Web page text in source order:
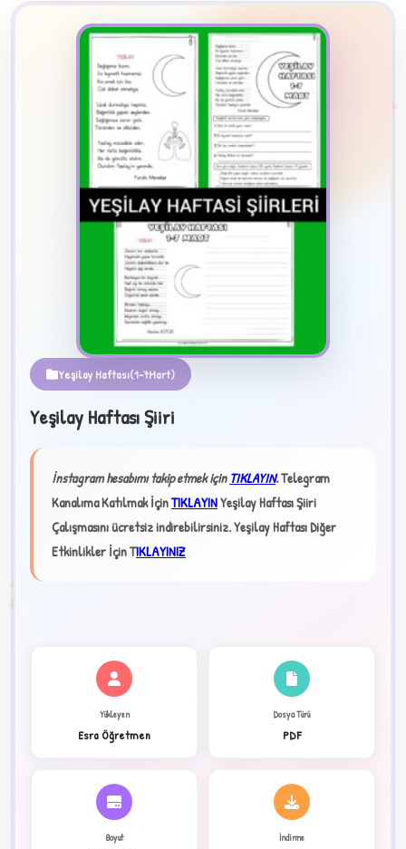
2
✦
Yeşilay Haftası(1-7Mart)
Yeşilay Haftası Şiiri
İnstagram hesabımı takip etmek içinTIKLAYIN.Telegram
Kanalıma Katılmak İçinTIKLAYINYeşilay Haftası Şiiri
Çalışmasını ücretsiz indirebilirsiniz.Yeşilay Haftası Diğer
Etkinlikler İçin TIKLAYINIZ
Yükleyen
Esra Öğretmen
Dosya Türü
PDF
Boyut İndirme
★